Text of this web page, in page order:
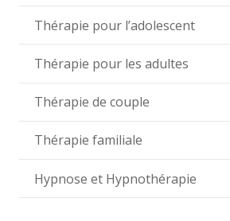
Thérapie pour l’adolescent
Thérapie pour les adultes
Thérapie de couple
Thérapie familiale
Hypnose et Hypnothérapie